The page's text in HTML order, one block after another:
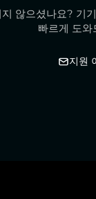
않으셨나요? 기
빠르게 도와
지원